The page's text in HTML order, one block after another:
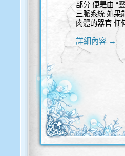
部分 便是由 “
三脈系統 如果
肉體的器官 任
詳細內容 →